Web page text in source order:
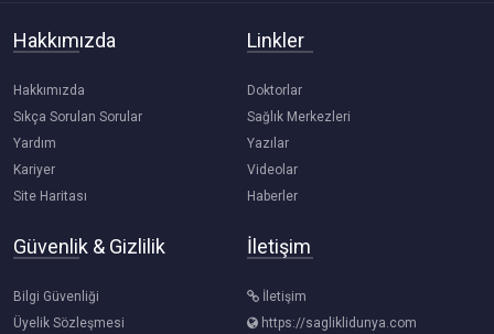
Hakkımızda
Hakkımızda
Sıkça Sorulan Sorular
Yardım
Kariyer
Site Haritası
Linkler
Doktorlar
Sağlık Merkezleri
Yazılar
Videolar
Haberler
Güvenlik & Gizlilik
Bilgi Güvenliği
Üyelik Sözleşmesi
İletişim
İletişim
https://sagliklidunya.com